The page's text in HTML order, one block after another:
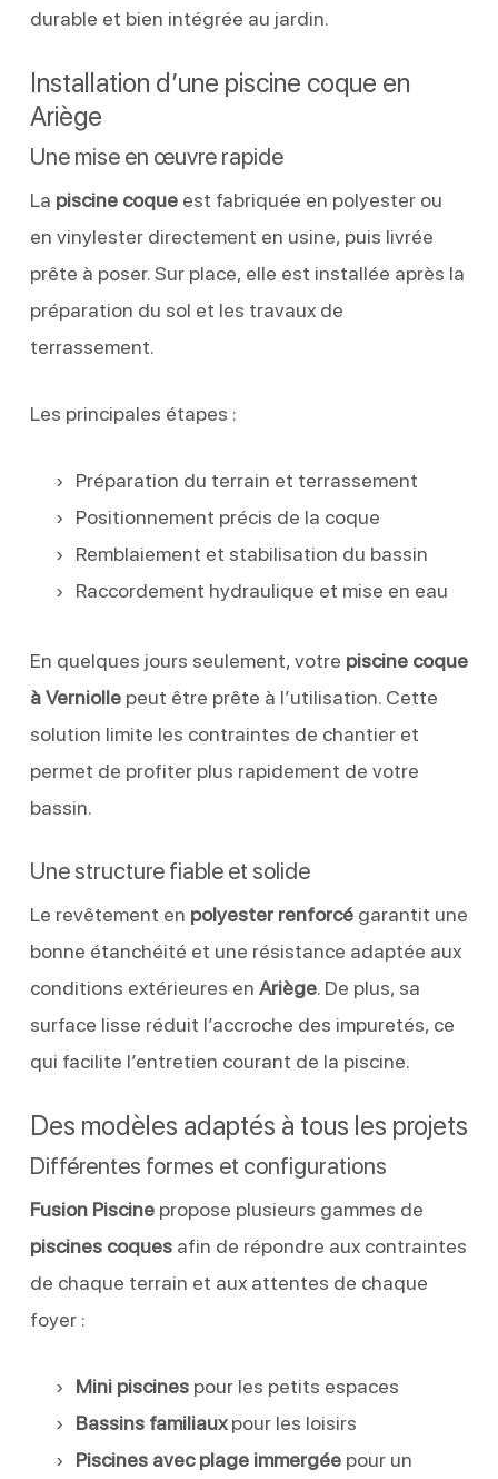
durable et bien intégrée au jardin.
Installation d’une piscine coque en
Ariège
Une mise en œuvre rapide
La piscine coqueest fabriquée en polyester ou
en vinylester directement en usine, puis livrée
prête à poser. Sur place, elle est installée après la
préparation du sol et les travaux de
terrassement.
Les principales étapes :
Préparation du terrain et terrassement
Positionnement précis de la coque
Remblaiement et stabilisation du bassin
Raccordement hydraulique et mise en eau
En quelques jours seulement, votre piscine coque
à Verniollepeut être prête à l’utilisation. Cette
solution limite les contraintes de chantier et
permet de profiter plus rapidement de votre
bassin.
Une structure fiable et solide
Le revêtement en polyester renforcégarantit une
bonne étanchéité et une résistance adaptée aux
conditions extérieures en Ariège. De plus, sa
surface lisse réduit l’accroche des impuretés, ce
qui facilite l’entretien courant de la piscine.
Des modèles adaptés à tous les projets
Différentes formes et configurations
Fusion Piscinepropose plusieurs gammes de
piscines coquesafin de répondre aux contraintes
de chaque terrain et aux attentes de chaque
foyer :
Mini piscinespour les petits espaces
Bassins familiauxpour les loisirs
Piscines avec plage immergéepour un